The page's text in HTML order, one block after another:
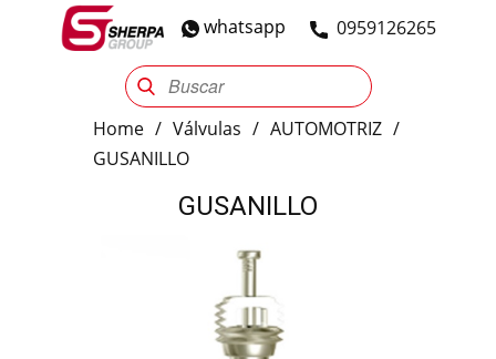
​0959126265
whatsapp
Sherpa Group Reencauche Automotriz
Home / Válvulas / AUTOMOTRIZ /
GUSANILLO
GUSANILLO